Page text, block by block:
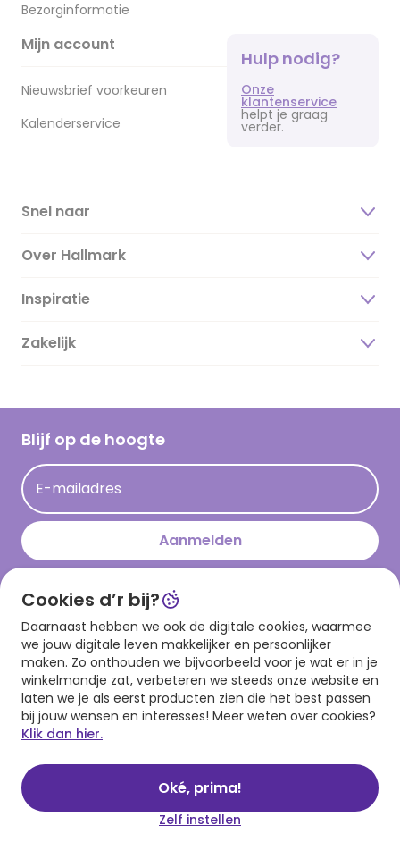
Bezorginformatie
Mijn account
Nieuwsbrief voorkeuren
Kalenderservice
Hulp nodig?
Onze
klantenservice
helpt je graag
verder.
Snel naar
Over Hallmark
Over ons
Duurzaamheid
Hallmark Kaartclub
Acties
Persberichten
Hallmark en Kinderpostzegels
Inspiratie
Magazine
Cadeau inspiratie
Kaartinspiratie
Zakelijk
Blijf op de hoogte
E-mailadres
Aanmelden
Download onze app
Cookies d’r bij?
Daarnaast hebben we ook de digitale cookies, waarmee
we jouw digitale leven makkelijker en persoonlijker
maken. Zo onthouden we bijvoorbeeld voor je wat er in je
winkelmandje zat, verbeteren we steeds onze website en
laten we je als eerst producten zien die het best passen
bij jouw wensen en interesses! Meer weten over cookies?
Klik dan hier.
Oké, prima!
Zelf instellen